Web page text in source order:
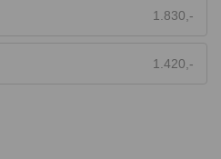
1.830,-
1.420,-